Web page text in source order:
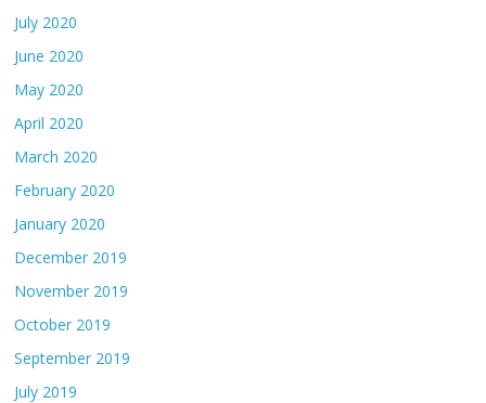
July 2020
June 2020
May 2020
April 2020
March 2020
February 2020
January 2020
December 2019
November 2019
October 2019
September 2019
July 2019